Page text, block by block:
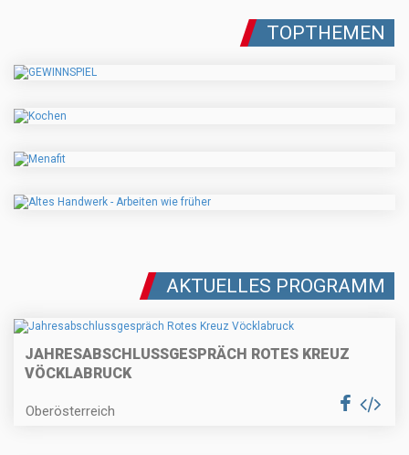
TOPTHEMEN
AKTUELLES PROGRAMM
JAHRESABSCHLUSSGESPRÄCH ROTES KREUZ
VÖCKLABRUCK
Oberösterreich